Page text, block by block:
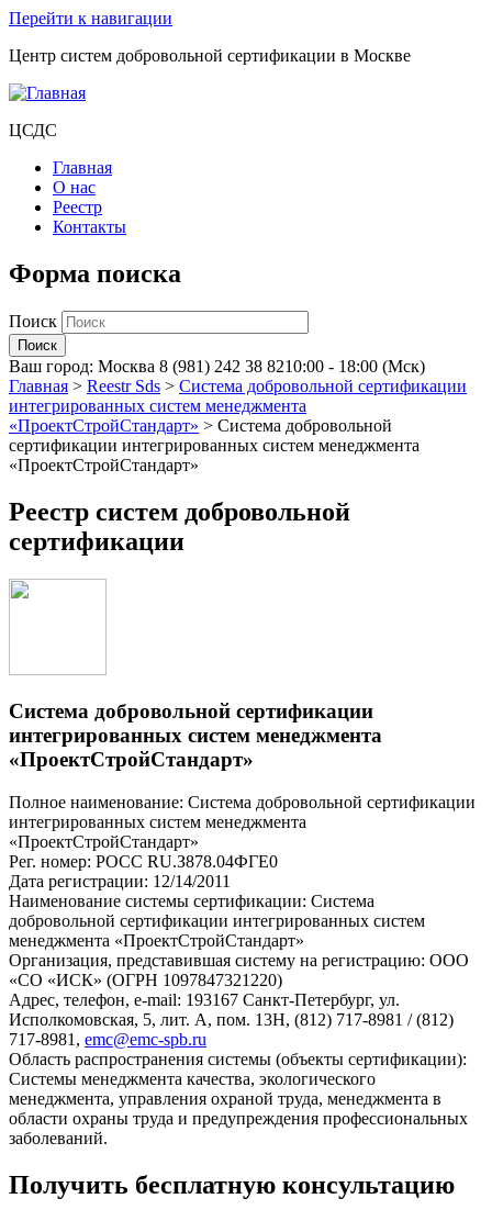
Перейти к навигации
Центр систем добровольной сертификации в Москве
ЦСДС
Главная
О нас
Реестр
Контакты
Форма поиска
Поиск
Ваш город: Москва 8 (981) 242 38 8210:00 - 18:00 (Мск)
Главная > Reestr Sds > Система добровольной сертификации
интегрированных систем менеджмента
«ПроектСтройСтандарт» > Система добровольной
сертификации интегрированных систем менеджмента
«ПроектСтройСтандарт»
Реестр систем добровольной
сертификации
Система добровольной сертификации
интегрированных систем менеджмента
«ПроектСтройСтандарт»
Полное наименование: Система добровольной сертификации
интегрированных систем менеджмента
«ПроектСтройСтандарт»
Рег. номер: РОСС RU.З878.04ФГЕ0
Дата регистрации: 12/14/2011
Наименование системы сертификации: Система
добровольной сертификации интегрированных систем
менеджмента «ПроектСтройСтандарт»
Организация, представившая систему на регистрацию: ООО
«СО «ИСК» (ОГРН 1097847321220)
Адрес, телефон, e-mail: 193167 Санкт-Петербург, ул.
Исполкомовская, 5, лит. А, пом. 13Н, (812) 717-8981 / (812)
717-8981, emc@emc-spb.ru
Область распространения системы (объекты сертификации):
Системы менеджмента качества, экологического
менеджмента, управления охраной труда, менеджмента в
области охраны труда и предупреждения профессиональных
заболеваний.
Получить бесплатную консультацию